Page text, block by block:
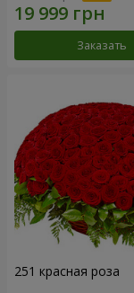
Заказать
251 красная роза